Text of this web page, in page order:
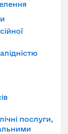
послуги,